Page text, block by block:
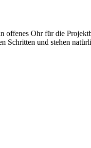
Ohr für die
Schritten und stehen